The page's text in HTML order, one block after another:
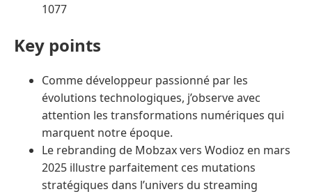
1077
Key points
Comme développeur passionné par les
évolutions technologiques, j’observe avec
attention les transformations numériques qui
marquent notre époque.
Le rebranding de Mobzax vers Wodioz en mars
2025 illustre parfaitement ces mutations
stratégiques dans l’univers du streaming